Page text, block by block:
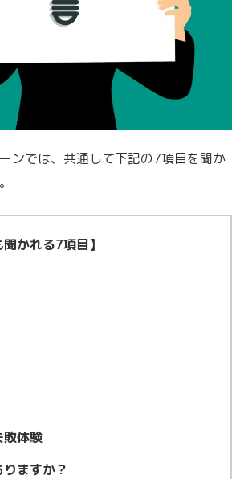
ンでは、共通して下記の7項目を聞か
かれる7項目】
体験
ますか？